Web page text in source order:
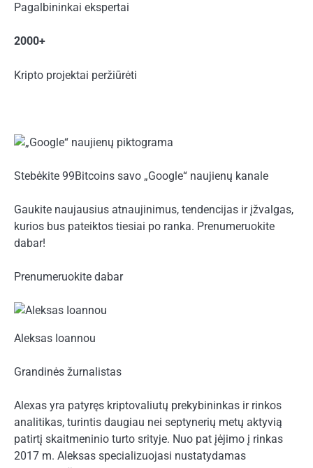
Pagalbininkai ekspertai
2000+
Kripto projektai peržiūrėti
Stebėkite 99Bitcoins savo „Google“ naujienų kanale
Gaukite naujausius atnaujinimus, tendencijas ir įžvalgas,
kurios bus pateiktos tiesiai po ranka. Prenumeruokite
dabar!
Prenumeruokite dabar
Aleksas Ioannou
Grandinės žurnalistas
Alexas yra patyręs kriptovaliutų prekybininkas ir rinkos
analitikas, turintis daugiau nei septynerių metų aktyvią
patirtį skaitmeninio turto srityje. Nuo pat įėjimo į rinkas
2017 m. Aleksas specializuojasi nustatydamas